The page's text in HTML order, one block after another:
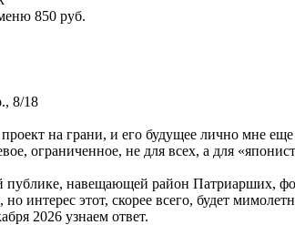
8/18
на грани, и его будущее лично мне
ограниченное, не для всех, а для
публике, навещающей район Патриарших,
интерес этот, скорее всего, будет
2026 узнаем ответ.